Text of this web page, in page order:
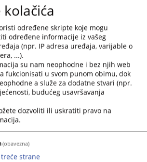
struktura
određene skripte koje mogu
određene informacije iz vašeg
(npr. IP adresa uređaja, varijable o
...).
su nam neophodne i bez njih web
fukcionisati u svom punom obimu, dok
a služe za dodatne stvari (npr.
budućeg usavršavanja
dozvoliti ili uskratiti pravo na
(obavezna)
strane